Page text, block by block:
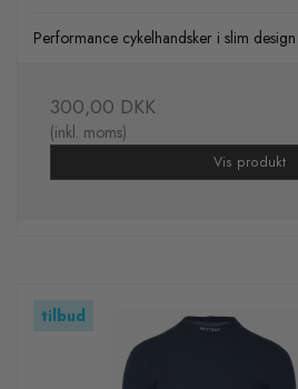
Performance cykelhandsker i slim
300,00 DKK
(inkl. moms)
Vis produkt
tilbud